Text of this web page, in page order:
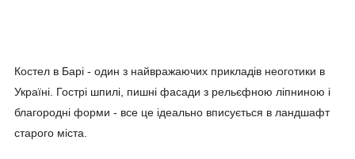
Костел в Барі - один з найвражаючих прикладів неоготики в
Україні. Гострі шпилі, пишні фасади з рельєфною ліпниною і
благородні форми - все це ідеально вписується в ландшафт
старого міста.